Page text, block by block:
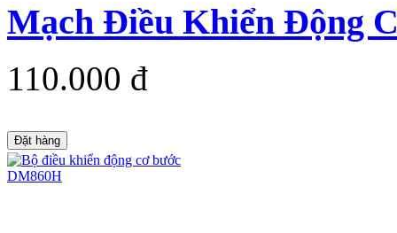
Mạch Điều Khiển Động
110.000 đ
Đặt hàng